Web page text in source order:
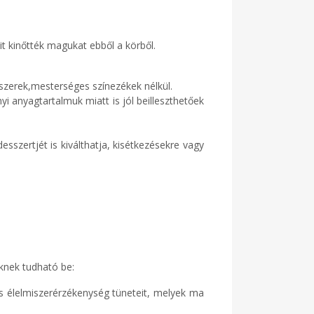
kinőtték magukat ebből a körből.
színezékek nélkül.
anyagtartalmuk miatt is jól beilleszthetőek
is kiválthatja, kisétkezésekre vagy
tudható be:
tüneteit, melyek ma